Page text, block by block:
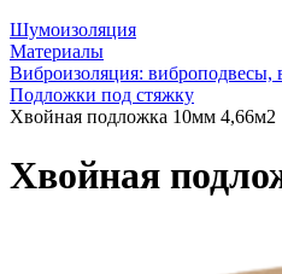
Шумоизоляция
Материалы
Виброизоляция: виброподвесы,
Подложки под стяжку
Хвойная подложка 10мм 4,66м2
Хвойная